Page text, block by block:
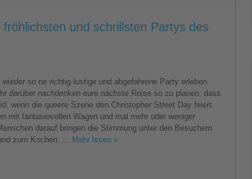
und schrillsten Partys des
so ne richtig lustige und abgefahrene Party erleben
darüber nachdenken eure nächste Reise so zu planen, dass
wenn die queere Szene den Christopher Street Day feiert.
mit fantasievollen Wagen und mal mehr oder weniger
darauf bringen die Stimmung unter den Besuchern
zum Kochen. ...
Mehr lesen »